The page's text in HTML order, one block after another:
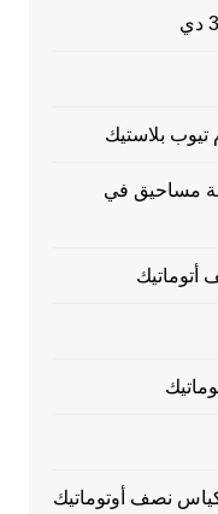
تيوب بلاستيك
مساحيق في
أتوماتيك
نصف أوتوماتيك